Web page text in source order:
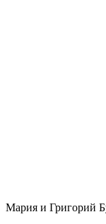
Мария и Григорий